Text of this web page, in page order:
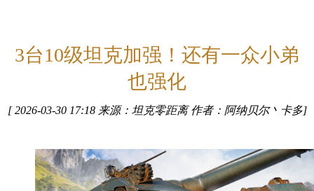
3台10级坦克加强！还有一众小弟
也强化
[2026-03-30 17:18 来源：坦克零距离 作者：阿纳贝尔丶卡多]